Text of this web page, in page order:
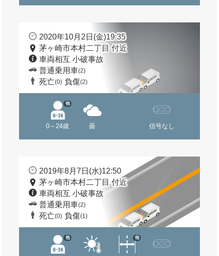
2020年10月2日(金)19:35
茅ヶ崎市本村二丁目 付近
車両相互 小破事故
普通乗用車(2)
死亡(0) 負傷(2)
0～24歳
他
曇 信号なし
2019年8月7日(水)12:50
茅ヶ崎市本村二丁目 付近
車両相互 小破事故
普通乗用車(2)
死亡(0) 負傷(1)
他 他